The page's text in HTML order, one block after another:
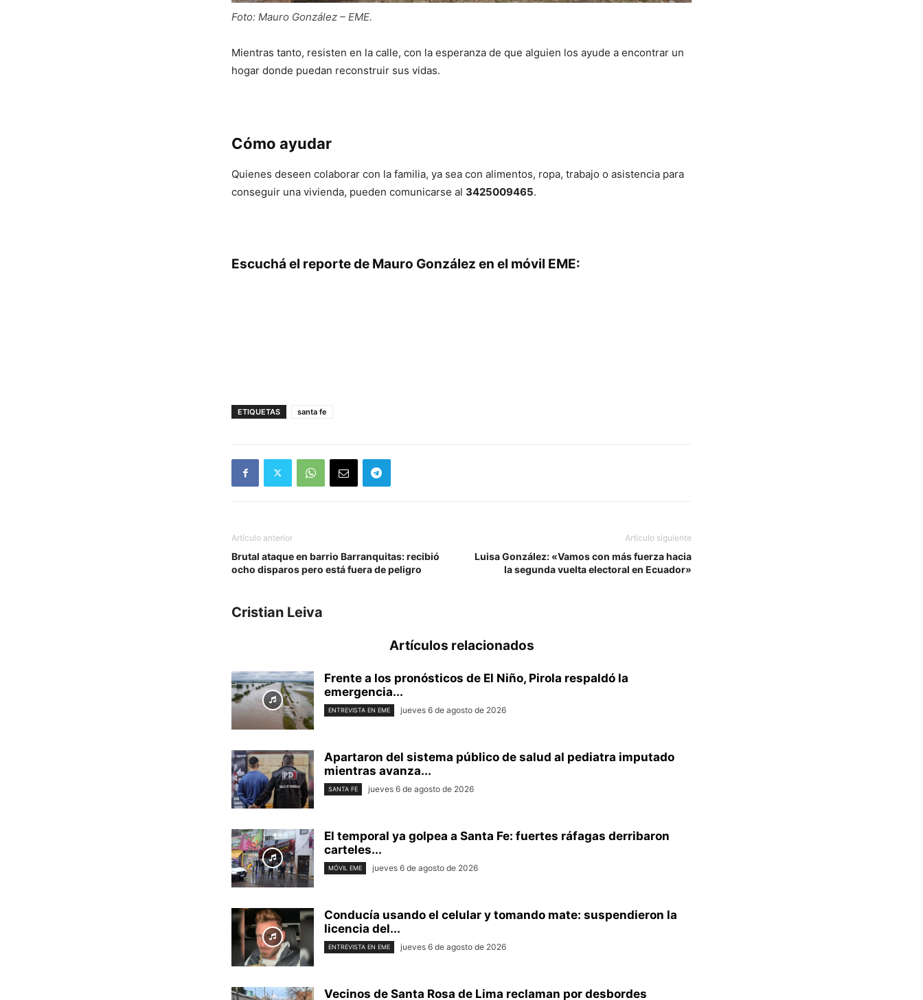
Foto: Mauro González – EME.
Mientras tanto, resisten en la calle, con la esperanza de que alguien los ayude a encontrar un
hogar donde puedan reconstruir sus vidas.
Cómo ayudar
Quienes deseen colaborar con la familia, ya sea con alimentos, ropa, trabajo o asistencia para
conseguir una vivienda, pueden comunicarse al 3425009465.
Escuchá el reporte de Mauro González en el móvil EME:
ETIQUETAS santa fe
Artículo anterior
Brutal ataque en barrio Barranquitas: recibió
ocho disparos pero está fuera de peligro
Artículo siguiente
Luisa González: «Vamos con más fuerza hacia
la segunda vuelta electoral en Ecuador»
Cristian Leiva
Artículos relacionados
Frente a los pronósticos de El Niño, Pirola respaldó la
emergencia...
ENTREVISTA EN EME jueves 6 de agosto de 2026
Apartaron del sistema público de salud al pediatra imputado
mientras avanza...
SANTA FE jueves 6 de agosto de 2026
El temporal ya golpea a Santa Fe: fuertes ráfagas derribaron
carteles...
MÓVIL EME jueves 6 de agosto de 2026
Conducía usando el celular y tomando mate: suspendieron la
licencia del...
ENTREVISTA EN EME jueves 6 de agosto de 2026
Vecinos de Santa Rosa de Lima reclaman por desbordes